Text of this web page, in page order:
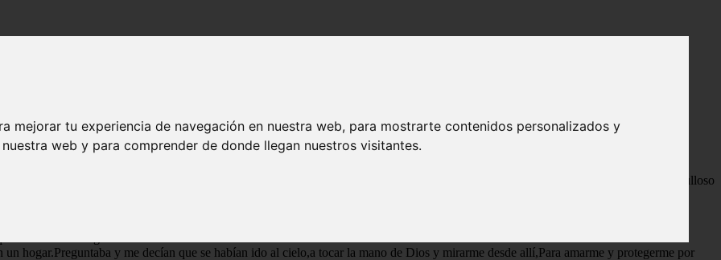
mejorar tu experiencia de navegación en nuestra web, para mostrarte contenidos personalizados y
web y para comprender de donde llegan nuestros visitantes.
es capaz de causarte tantodolor?
héroes de guerra, que lucharon y dieron sus vidas por construirun futuro mejor, un futuro para mí...La verdad es que estoy muy orgulloso
cinco y ellos no estaban paraleerme cuentos.Porque tenía cinco y sufría al recordar que nuncalos podría ver.
de que mi familia, aunquetenía una abuela y un padrino, no tenía ni una mamá ni un papá.La curiosidad lleno mi mente, y comencé
noviven conmigo?
hogar.Preguntaba y me decían que se habían ido al cielo,a tocar la mano de Dios y mirarme desde allí,Para amarme y protegerme por